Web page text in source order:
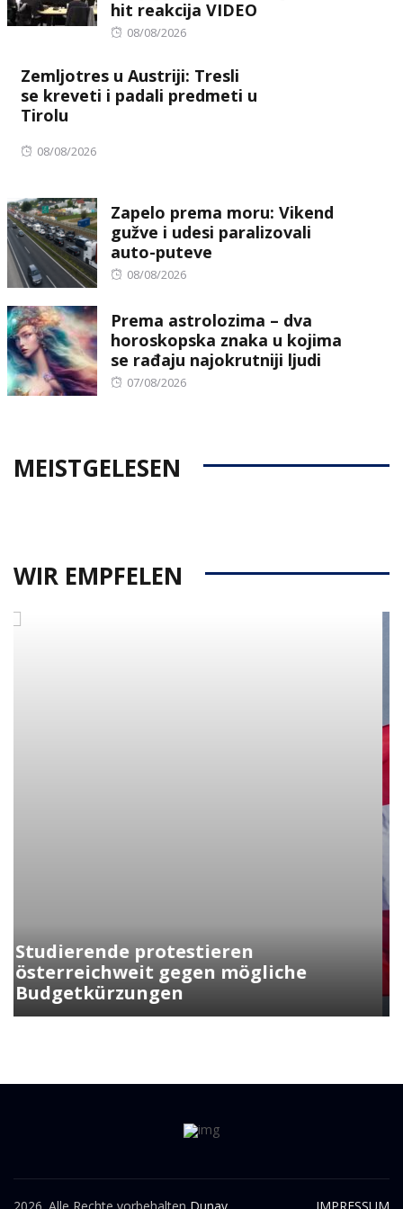
hit reakcija VIDEO
Posted
08/08/2026
Zemljotres u Austriji: Tresli
se kreveti i padali predmeti u
Tirolu
Posted
08/08/2026
Zapelo prema moru: Vikend
gužve i udesi paralizovali
auto-puteve
Posted
08/08/2026
Prema astrolozima – dva
horoskopska znaka u kojima
se rađaju najokrutniji ljudi
Posted
07/08/2026
MEISTGELESEN
WIR EMPFELEN
Kunasek fordert strengere Regeln
für die Verleihung der
Staatsbürgerschaft